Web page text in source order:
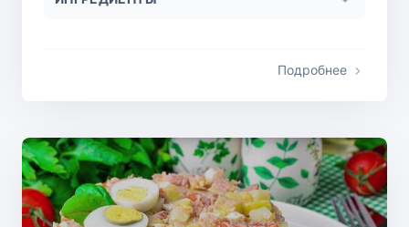
Подробнее